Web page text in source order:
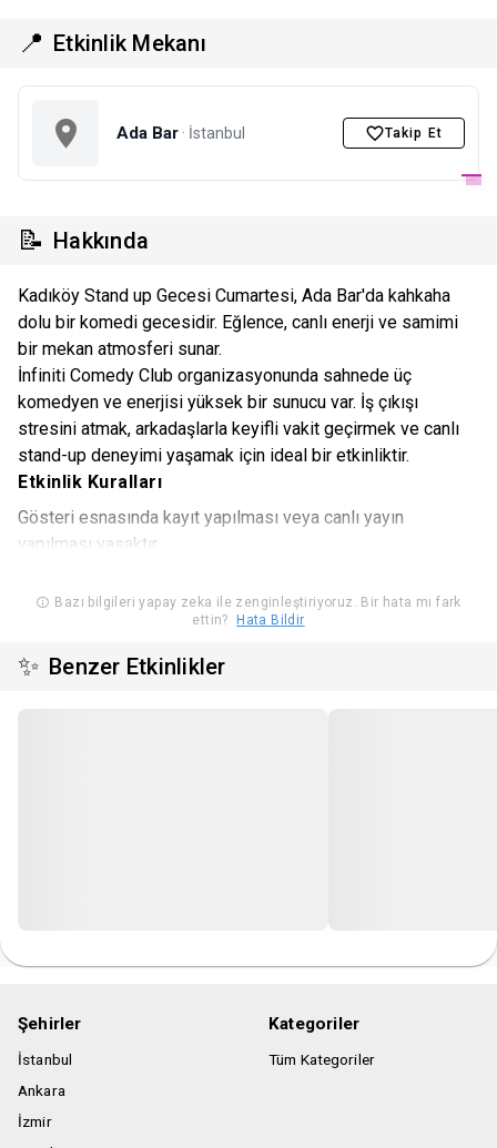
📍 Etkinlik Mekanı
Ada Bar · İstanbul Takip Et
📝 Hakkında
Kadıköy Stand up Gecesi Cumartesi, Ada Bar'da kahkaha
dolu bir komedi gecesidir. Eğlence, canlı enerji ve samimi
bir mekan atmosferi sunar.
İnfiniti Comedy Club organizasyonunda sahnede üç
komedyen ve enerjisi yüksek bir sunucu var. İş çıkışı
stresini atmak, arkadaşlarla keyifli vakit geçirmek ve canlı
stand-up deneyimi yaşamak için ideal bir etkinliktir.
Etkinlik Kuralları
Gösteri esnasında kayıt yapılması veya canlı yayın
yapılması yasaktır.
Organizasyon firması etkinlik için uygun görmediği kişileri,
etkinlik mekanına almama hakkına sahiptir.
Etkinlikte +18 yaş sınırı vardır.
Bazı bilgileri yapay zeka ile zenginleştiriyoruz. Bir hata mı fark
ettin?
Hata Bildir
✨ Benzer Etkinlikler
Şehirler
İstanbul
Ankara
İzmir
Kategoriler
Tüm Kategoriler